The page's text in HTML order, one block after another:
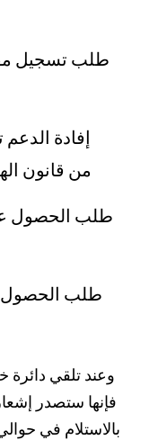
من قانون
وعند تلقي دائرة
بالاستلام في